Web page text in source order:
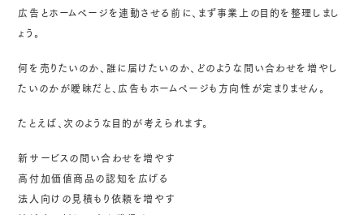
広告とホームページを連動させる前に、まず事業上の目的を整理しまし
ょう。
何を売りたいのか、誰に届けたいのか、どのような問い合わせを増やし
たいのかが曖昧だと、広告もホームページも方向性が定まりません。
たとえば、次のような目的が考えられます。
新サービスの問い合わせを増やす
高付加価値商品の認知を広げる
法人向けの見積もり依頼を増やす